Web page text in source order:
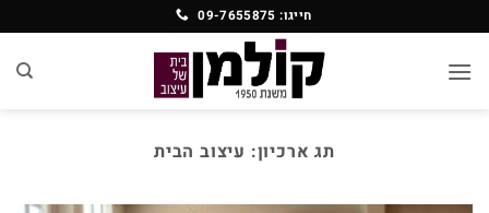
to
content
חייגו: 09-7655875
תג ארכיון: עיצוב הבית